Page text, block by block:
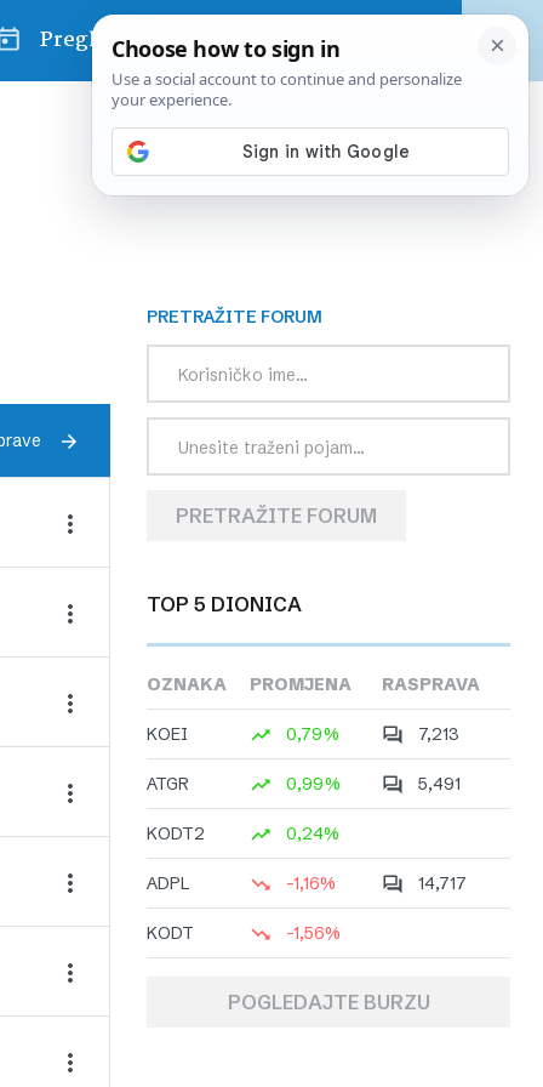
Pregled dana
PRETRAŽITE FORUM
PRETRAŽITE FORUM
TOP 5 DIONICA
OZNAKA PROMJENA RASPRAVA
KOEI 0,79% 7,213
ATGR 0,99% 5,491
KODT2 0,24%
ADPL -1,16% 14,717
KODT -1,56%
POGLEDAJTE BURZU